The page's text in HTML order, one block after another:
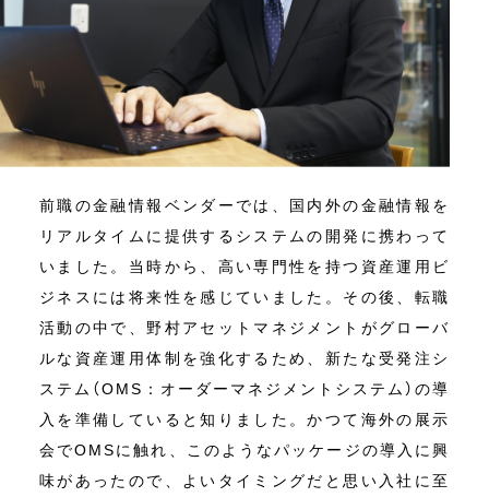
前職の金融情報ベンダーでは、国内外の金融情報を
リアルタイムに提供するシステムの開発に携わって
いました。当時から、高い専門性を持つ資産運用ビ
ジネスには将来性を感じていました。その後、転職
活動の中で、野村アセットマネジメントがグローバ
ルな資産運用体制を強化するため、新たな受発注シ
ステム（OMS：オーダーマネジメントシステム）の導
入を準備していると知りました。かつて海外の展示
会でOMSに触れ、このようなパッケージの導入に興
味があったので、よいタイミングだと思い入社に至